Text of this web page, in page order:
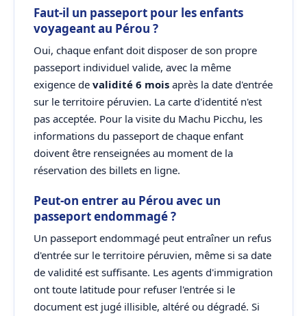
Faut-il un passeport pour les enfants
voyageant au Pérou ?
Oui, chaque enfant doit disposer de son propre
passeport individuel valide, avec la même
exigence de validité 6 mois après la date d'entrée
sur le territoire péruvien. La carte d'identité n'est
pas acceptée. Pour la visite du Machu Picchu, les
informations du passeport de chaque enfant
doivent être renseignées au moment de la
réservation des billets en ligne.
Peut-on entrer au Pérou avec un
passeport endommagé ?
Un passeport endommagé peut entraîner un refus
d'entrée sur le territoire péruvien, même si sa date
de validité est suffisante. Les agents d'immigration
ont toute latitude pour refuser l'entrée si le
document est jugé illisible, altéré ou dégradé. Si